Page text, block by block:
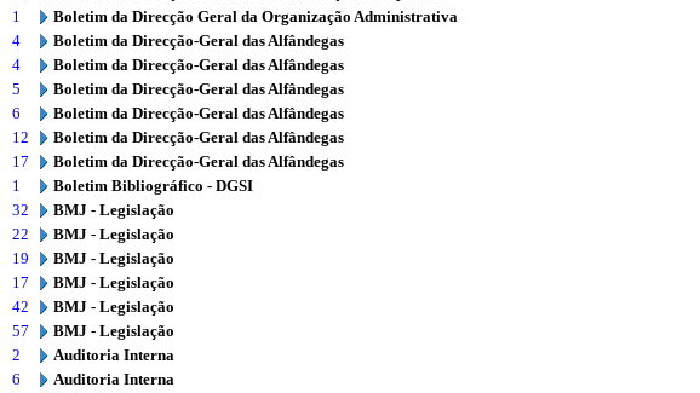
1
Boletim da Direcção Geral da Organização Administrativa
4
Boletim da Direcção-Geral das Alfândegas
4
Boletim da Direcção-Geral das Alfândegas
5
Boletim da Direcção-Geral das Alfândegas
6
Boletim da Direcção-Geral das Alfândegas
12
Boletim da Direcção-Geral das Alfândegas
17
Boletim da Direcção-Geral das Alfândegas
1
Boletim Bibliográfico - DGSI
32
BMJ - Legislação
22
BMJ - Legislação
19
BMJ - Legislação
17
BMJ - Legislação
42
BMJ - Legislação
57
BMJ - Legislação
2
Auditoria Interna
6
Auditoria Interna